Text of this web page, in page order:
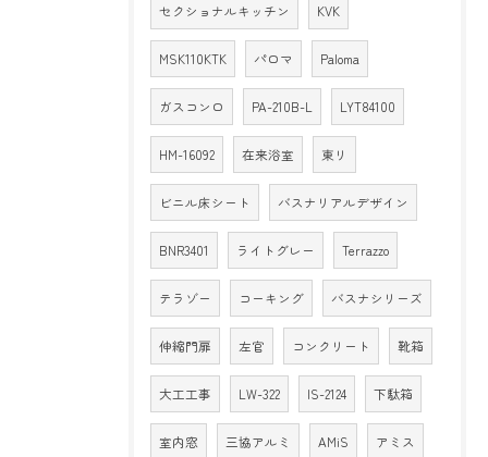
セクショナルキッチン KVK
MSK110KTK パロマ Paloma
ガスコンロ PA-210B-L LYT84100
HM-16092 在来浴室 東リ
ビニル床シート バスナリアルデザイン
BNR3401 ライトグレー Terrazzo
テラゾー コーキング バスナシリーズ
伸縮門扉 左官 コンクリート 靴箱
大工工事 LW-322 IS-2124 下駄箱
室内窓 三協アルミ AMiS アミス